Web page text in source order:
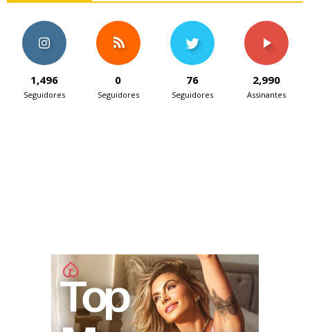
1,496
Seguidores
0
Seguidores
76
Seguidores
2,990
Assinantes